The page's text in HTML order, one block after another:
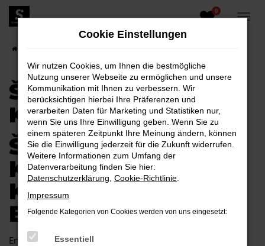
Zum
Hauptinhalt
0
ŠKODA FABIA FÜR
KAMENZ
ŠKODA FABIA FÜR
KAMENZ EINE
KOMBINATION, DIE
EINFACH PASST
Endlich angekommen: mit einem Škoda Fabia in Kamenz
Cookie Einstellungen
Wir nutzen Cookies, um Ihnen die bestmögliche
Nutzung unserer Webseite zu ermöglichen und unsere
Kommunikation mit Ihnen zu verbessern. Wir
berücksichtigen hierbei Ihre Präferenzen und
verarbeiten Daten für Marketing und Statistiken nur,
wenn Sie uns Ihre Einwilligung geben. Wenn Sie zu
einem späteren Zeitpunkt Ihre Meinung ändern, können
Sie die Einwilligung jederzeit für die Zukunft widerrufen.
Weitere Informationen zum Umfang der
Datenverarbeitung finden Sie hier:
Datenschutzerklärung Cookie-Richtlinie
Impressum
Folgende Kategorien von Cookies werden von uns eingesetzt:
Essentiell